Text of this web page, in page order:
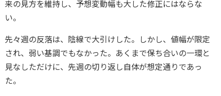
来の見方を維持し、予想変動幅も大した修正にはならな
い。
先々週の反落は、陰線で大引けした。しかし、値幅が限定
され、弱い基調でもなかった。あくまで保ち合いの一環と
見なしただけに、先週の切り返し自体が想定通りであっ
た。